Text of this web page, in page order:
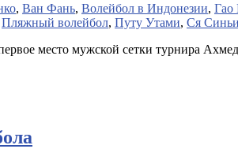
, Ван Фань, Волейбол в Индонезии, Гао
Пляжный волейбол, Путу Утами, Ся Синьи
место мужской сетки турнира Ахмед